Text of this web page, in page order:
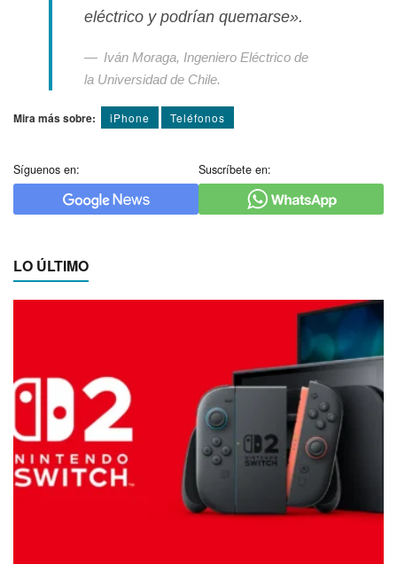
eléctrico y podrí­an quemarse».
Iván Moraga, Ingeniero Eléctrico de
la Universidad de Chile.
Mira más sobre: iPhone Teléfonos
Síguenos en: Suscríbete en:
LO ÚLTIMO